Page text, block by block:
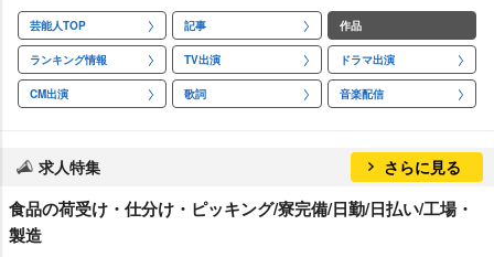
芸能人TOP 記事 作品
ランキング情報 TV出演 ドラマ出演
CM出演 歌詞 音楽配信
求人特集 さらに見る
食品の荷受け・仕分け・ピッキング/寮完備/日勤/日払い/工場・
製造